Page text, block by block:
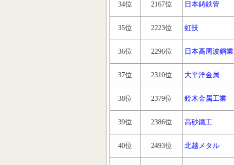
34位 2167位 日本鋳鉄管
35位 2223位 虹技
36位 2296位 日本高周波鋼業
37位 2310位 大平洋金属
38位 2379位 鈴木金属工業
39位 2386位 高砂鐵工
40位 2493位 北越メタル